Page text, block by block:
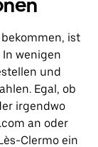
ist
wenigen
und
Egal, ob
irgendwo
an oder
Clermo ein